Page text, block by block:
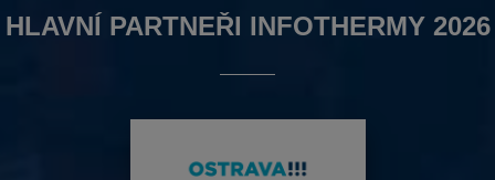
HLAVNÍ PARTNEŘI INFOTHERMY 2026